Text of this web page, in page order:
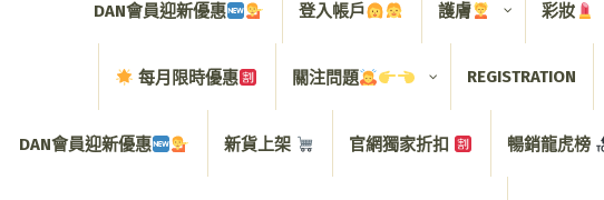
DAN會員迎新優惠 登入帳戶 護膚 彩妝
每月限時優惠 關注問題 REGISTRATION
DAN會員迎新優惠 新貨上架 官網獨家折扣 暢銷龍虎榜